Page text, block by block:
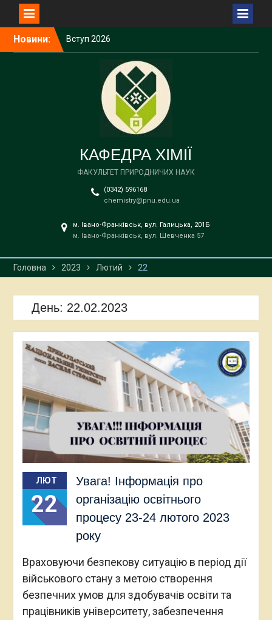
Новини:
Вступ 2026
Вступ 2026
Вступ 2026
Вступ 2026
КАФЕДРА ХІМІЇ
ФАКУЛЬТЕТ ПРИРОДНИЧИХ НАУК
(0342) 596168
chemistry@pnu.edu.ua
м. Івано-Франківськ, вул. Галицька, 201Б
м. Івано-Франківськ, вул. Шевченка 57
Головна 2023 Лютий 22
День: 22.02.2023
ЛЮТ
22
Увага! Інформація про
організацію освітнього
процесу 23-24 лютого 2023
року
Враховуючи безпекову ситуацію в період дії
військового стану з метою створення
безпечних умов для здобувачів освіти та
працівників університету, забезпечення